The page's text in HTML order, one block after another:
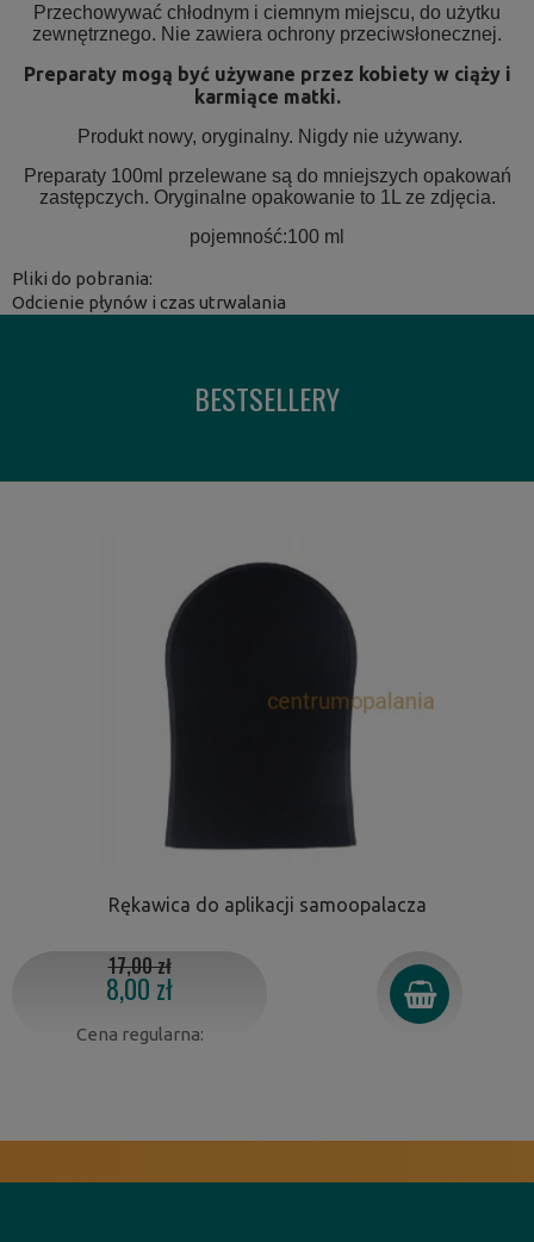
Przechowywać chłodnym i ciemnym miejscu, do użytku
zewnętrznego. Nie zawiera ochrony przeciwsłonecznej.
Preparaty mogą być używane przez kobiety w ciąży i
karmiące matki.
Produkt nowy, oryginalny. Nigdy nie używany.
Preparaty 100ml przelewane są do mniejszych opakowań
zastępczych. Oryginalne opakowanie to 1L ze zdjęcia.
pojemność:100 ml
Pliki do pobrania:
Odcienie płynów i czas utrwalania
BESTSELLERY
Rękawica do aplikacji samoopalacza
8,00 zł
Cena regularna:
17,00 zł